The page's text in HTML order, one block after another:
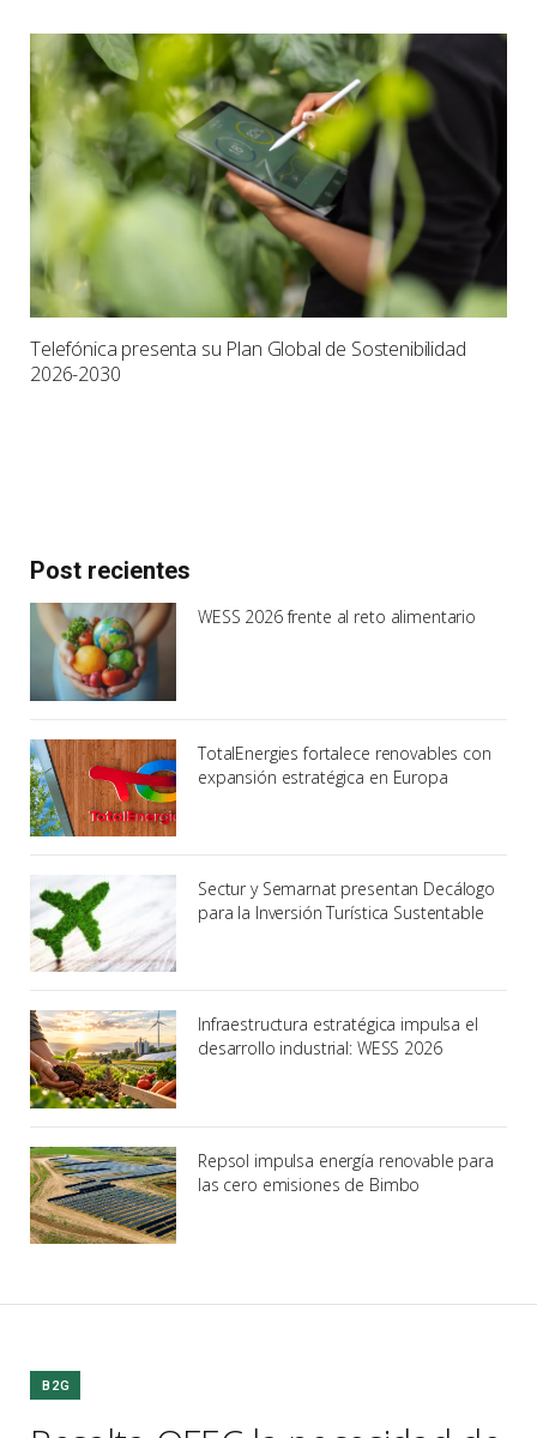
Telefónica presenta su Plan Global de Sostenibilidad
2026-2030
Post recientes
WESS 2026 frente al reto alimentario
TotalEnergies fortalece renovables con
expansión estratégica en Europa
Sectur y Semarnat presentan Decálogo
para la Inversión Turística Sustentable
Infraestructura estratégica impulsa el
desarrollo industrial: WESS 2026
Repsol impulsa energía renovable para
las cero emisiones de Bimbo
B2G